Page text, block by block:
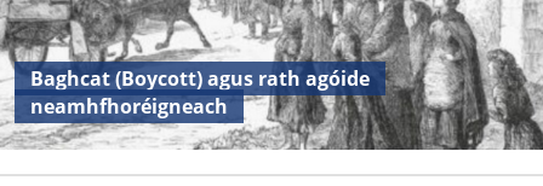
Baghcat (Boycott) agus rath agóide
neamhfhoréigneach